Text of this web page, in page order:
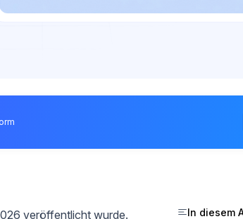
veröffentlicht wurde.
In diesem